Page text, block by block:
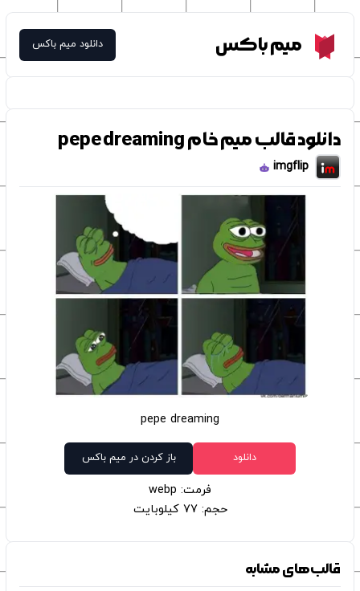
Meme Boxمیم باکس دانلود میم باکس
دانلود قالب میم خام pepe dreaming
imgflip
pepe dreaming
دانلود باز کردن در میم باکس
فرمت: webp
حجم: 77 کیلوبایت
قالب‌های مشابه